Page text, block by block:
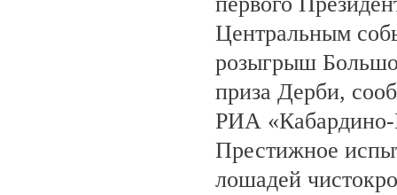
Центральным
розыгрыш
приза Дерби,
РИА «Кабардино-
Престижное
лошадей